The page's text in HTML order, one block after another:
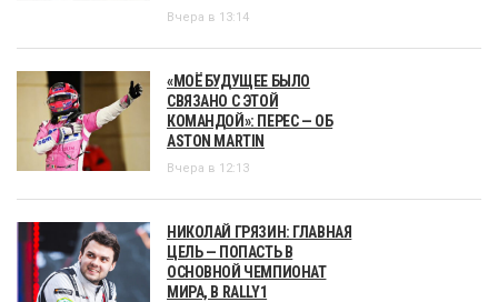
Вчера в 13:14
«МОЁ БУДУЩЕЕ БЫЛО
СВЯЗАНО С ЭТОЙ
КОМАНДОЙ»: ПЕРЕС — ОБ
ASTON MARTIN
Вчера в 12:13
НИКОЛАЙ ГРЯЗИН: ГЛАВНАЯ
ЦЕЛЬ — ПОПАСТЬ В
ОСНОВНОЙ ЧЕМПИОНАТ
МИРА, В RALLY1